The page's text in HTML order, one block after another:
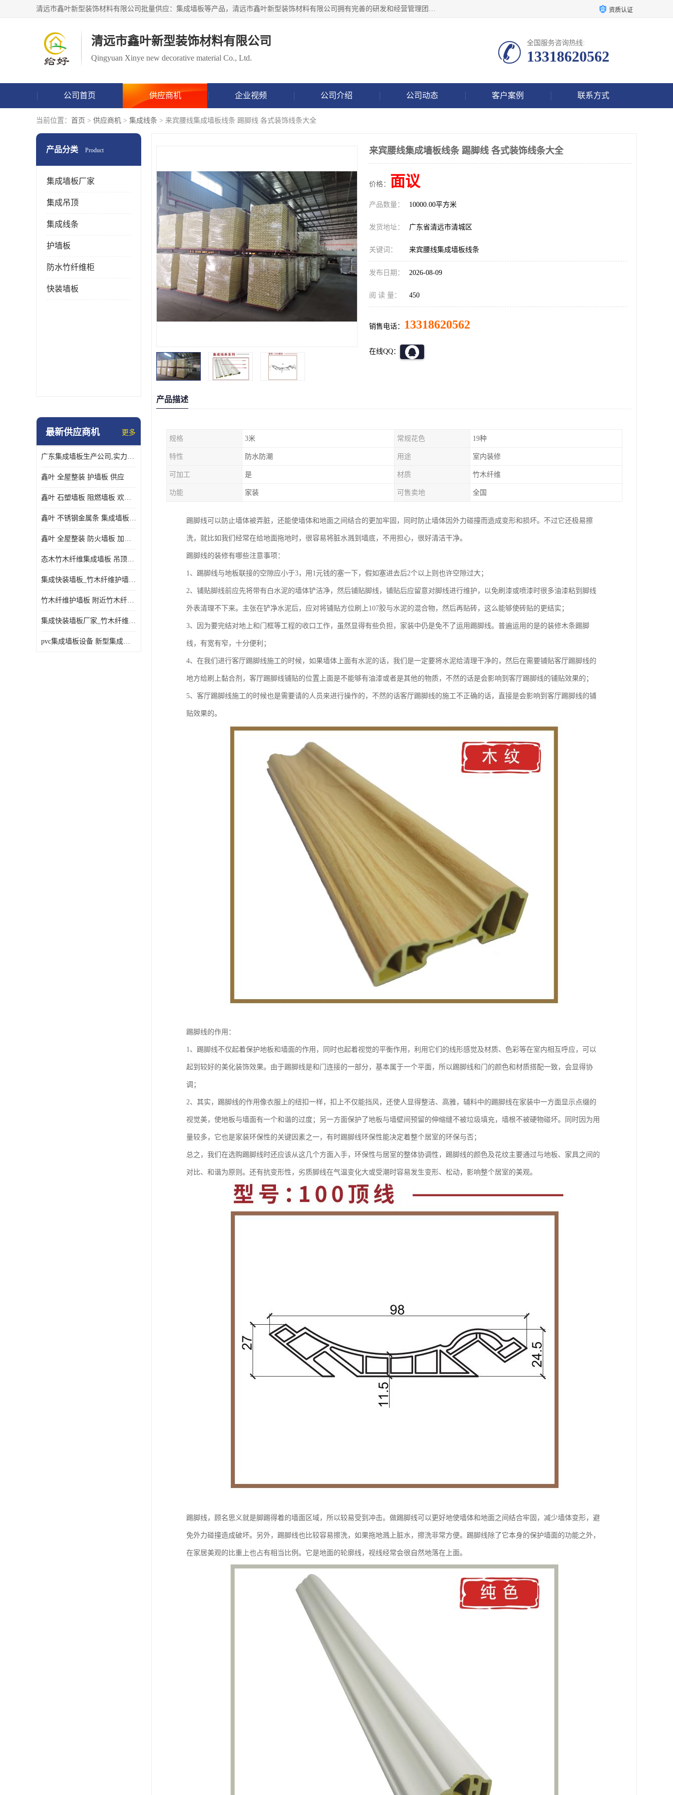
清远市鑫叶新型装饰材料有限公司批量供应：集成墙板等产品，清远市鑫叶新型装饰材料有限公司拥有完善的研发和经营管理团队，取得有70多项证书。不断让研发科技成果惠及全人类，用新材料保护自然资源，让人类生活居住健康与自然发展相和谐。全国统一热线电话：*。 资质认证
清远市鑫叶新型装饰材料有限公司
Qingyuan Xinye new decorative material Co., Ltd.
全国服务咨询热线:
13318620562
公司首页 供应商机 企业视频 公司介绍 公司动态 客户案例 联系方式
当前位置： 首页 > 供应商机 > 集成线条 > 来宾腰线集成墙板线条 踢脚线 各式装饰线条大全
产品分类 Product
集成墙板厂家
集成吊顶
集成线条
护墙板
防水竹纤维柜
快装墙板
最新供应商机 更多
广东集成墙板生产公司,实力厂家-配送+设计+安装-没中间商
鑫叶 全屋整装 护墙板 供应
鑫叶 石塑墙板 阻燃墙板 欢迎选购
鑫叶 不锈钢金属条 集成墙板阴角线 欢迎选购
鑫叶 全屋整装 防火墙板 加工定制
态木竹木纤维集成墙板 吊顶板材 扣板快装 护墙板
集成快装墙板_竹木纤维护墙板厂家_竹木纤维集成墙板厂家
竹木纤维护墙板 附近竹木纤维集成墙板厂
集成快装墙板厂家_竹木纤维护墙板厂家_竹木纤维集成墙板厂家
pvc集成墙板设备 新型集成墙板 厂家供应
来宾腰线集成墙板线条 踢脚线 各式装饰线条大全
价格： 面议
产品数量： 10000.00平方米
发货地址： 广东省清远市清城区
关键词： 来宾腰线集成墙板线条
发布日期： 2026-08-09
阅 读 量： 450
销售电话： 13318620562
在线QQ：
产品描述
规格 3米 常规花色 19种
特性 防水防潮 用途 室内装修
可加工 是 材质 竹木纤维
功能 家装 可售卖地 全国
踢脚线可以防止墙体被弄脏，还能使墙体和地面之间结合的更加牢固，同时防止墙体因外力碰撞而造成变形和损坏。不过它还极易擦
洗，就比如我们经常在给地面拖地时，很容易将脏水溅到墙底，不用担心，很好清洁干净。
踢脚线的装修有哪些注意事项：
1、踢脚线与地板联接的空隙应小于3，用1元钱的塞一下，假如塞进去后2个以上则也许空隙过大；
2、铺贴脚线前应先将带有白水泥的墙体铲洁净，然后铺贴脚线，铺贴后应留意对脚线进行维护，以免刷漆或喷漆时很多油漆粘到脚线
外表清理不下来。主张在铲净水泥后，应对将铺贴方位刷上107胶与水泥的混合物，然后再贴砖，这么能够使砖贴的更结实；
3、因为要完结对地上和门框等工程的收口工作，虽然显得有些负担，家装中仍是免不了运用踢脚线。普遍运用的是的装修木条踢脚
线，有宽有窄，十分便利；
4、在我们进行客厅踢脚线施工的时候，如果墙体上面有水泥的话，我们是一定要将水泥给清理干净的，然后在需要铺贴客厅踢脚线的
地方给刷上黏合剂，客厅踢脚线铺贴的位置上面是不能够有油漆或者是其他的物质，不然的话是会影响到客厅踢脚线的铺贴效果的；
5、客厅踢脚线施工的时候也是需要请的人员来进行操作的，不然的话客厅踢脚线的施工不正确的话，直接是会影响到客厅踢脚线的铺
贴效果的。
踢脚线的作用：
1、踢脚线不仅起着保护地板和墙面的作用，同时也起着视觉的平衡作用，利用它们的线形感觉及材质、色彩等在室内相互呼应，可以
起到较好的美化装饰效果。由于踢脚线是和门连接的一部分，基本属于一个平面，所以踢脚线和门的颜色和材质搭配一致，会显得协
调；
2、其实，踢脚线的作用像衣服上的纽扣一样，扣上不仅能挡风，还使人显得整洁、高雅，辅料中的踢脚线在家装中一方面显示点缀的
视觉美，使地板与墙面有一个和谐的过度；另一方面保护了地板与墙壁间预留的伸缩缝不被垃圾填充，墙根不被硬物碰坏。同时因为用
量较多，它也是家装环保性的关键因素之一，有时踢脚线环保性能决定着整个居室的环保与否；
总之，我们在选购踢脚线时还应该从这几个方面入手，环保性与居室的整体协调性，踢脚线的颜色及花纹主要通过与地板、家具之间的
对比、和谐为原则。还有抗变形性，劣质脚线在气温变化大或受潮时容易发生变形、松动，影响整个居室的美观。
踢脚线，顾名思义就是脚踢得着的墙面区域，所以较易受到冲击。做踢脚线可以更好地使墙体和地面之间结合牢固，减少墙体变形，避
免外力碰撞造成破坏。另外，踢脚线也比较容易擦洗，如果拖地溅上脏水，擦洗非常方便。踢脚线除了它本身的保护墙面的功能之外，
在家居美观的比重上也占有相当比例。它是地面的轮廓线，视线经常会很自然地落在上面。